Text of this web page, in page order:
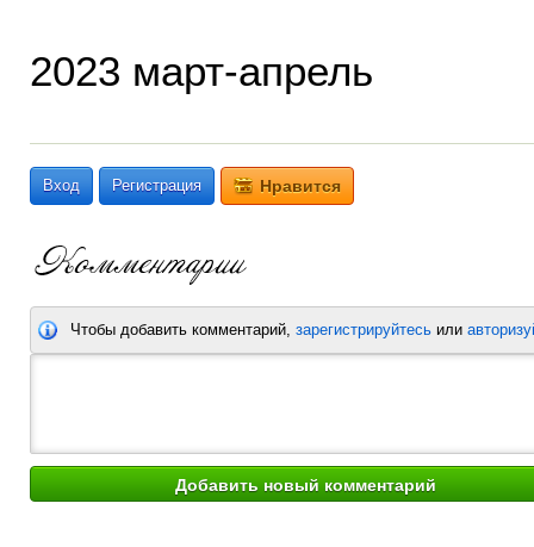
2023 март-апрель
Вход Регистрация Нравится
Чтобы добавить комментарий, зарегистрируйтесь или